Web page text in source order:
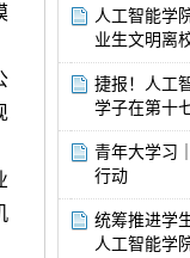
人工智能学
业生文明离
捷报！人工
学子在第十
青年大学习
行动
统筹推进学
人工智能学